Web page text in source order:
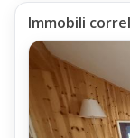
Immobili